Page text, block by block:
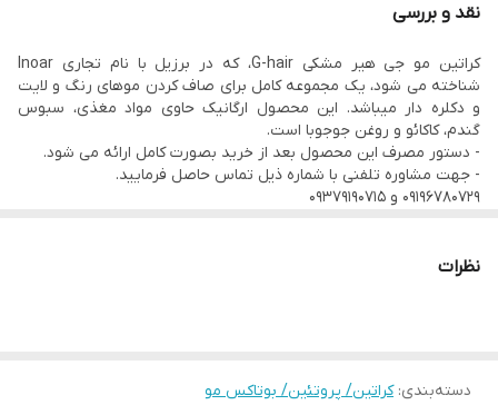
• ماندگاری بالا
• دارای گاز و بو (مواد فرمالدئید)خیلی کمی
• حجم ۱۰۰۰ میل
• محصول کشور برزیل
نقد و بررسی
کراتین مو جی هیر مشکی G-hair، که در برزیل با نام تجاری Inoar
شناخته می شود، یک مجموعه کامل برای صاف کردن موهای رنگ و لایت
و دکلره دار میباشد. این محصول ارگانیک حاوی مواد مغذی، سبوس
گندم، کاکائو و روغن جوجوبا است.
- دستور مصرف این محصول بعد از خرید بصورت کامل ارائه می شود.
- جهت مشاوره تلفنی با شماره ذیل تماس حاصل فرمایید.
۰۹۱۹۶۷۸۰۷۲۹ و ۰۹۳۷۹۱۹۰۷۱۵
نظرات
دسته‌بندی:کراتین/ پروتئین/ بوتاکس مو